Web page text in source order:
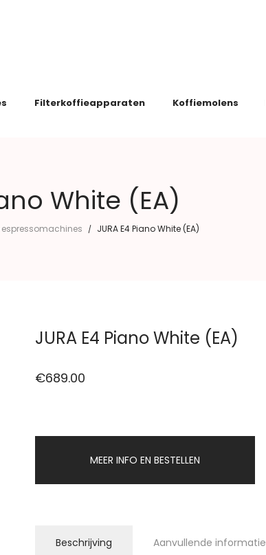
Filterkoffieapparaten Koffiemolens
White (EA)
/ JURA E4 Piano White (EA)
JURA E4 Piano White (EA)
€689.00
MEER INFO EN BESTELLEN
Beschrijving Aanvullende informatie